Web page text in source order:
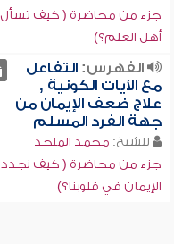
جزء من محاضرة ( كيف تسأل
أهل العلم؟)
الفهرس:التفاعل
مع الآيات الكونية ,
علاج ضعف الإيمان من
جهة الفرد المسلم
للشيخ: محمد المنجد
جزء من محاضرة ( كيف نجدد
الإيمان في قلوبنا؟)